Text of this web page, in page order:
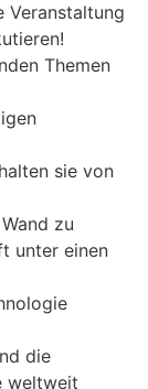
Veranstaltung
Themen
sie von
zu
unter einen
die
weltweit